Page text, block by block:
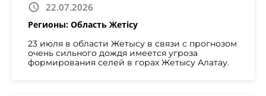
22.07.2026
Регионы: Область Жетісу
23 июля в области Жетысу в связи с прогнозом
очень сильного дождя имеется угроза
формирования селей в горах Жетысу Алатау.